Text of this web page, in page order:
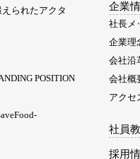
られたアクタ
POSITION
企業
社長メ
企業理
会社沿
会社概
アクセ
社員
採用